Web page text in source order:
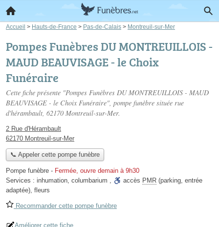
Accueil > Hauts-de-France > Pas-de-Calais > Montreuil-sur-Mer
Pompes Funèbres DU MONTREUILLOIS -
MAUD BEAUVISAGE - le Choix
Funéraire
Cette fiche présente "Pompes Funèbres DU MONTREUILLOIS - MAUD
BEAUVISAGE - le Choix Funéraire", pompe funèbre située rue
d'hérambault, 62170 Montreuil-sur-Mer.
2 Rue d'Hérambault
62170 Montreuil-sur-Mer
📞 Appeler cette pompe funèbre
Pompe funèbre - Fermée, ouvre demain à 9h30
Services : inhumation, columbarium , accès PMR (parking, entrée
adaptée), fleurs
Recommander cette pompe funèbre
Améliorer cette fiche